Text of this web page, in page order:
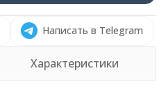
Написать в Telegram
Характеристики